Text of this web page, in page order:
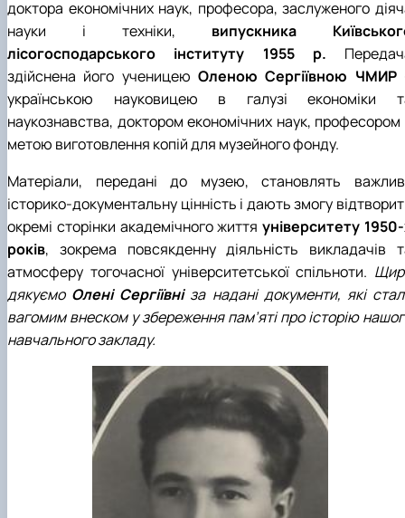
доктора економічних наук, професора, заслуженого
науки і техніки, випускника
лісогосподарського інституту 1955 р.
здійснена його ученицею Оленою Сергіївною ЧМИР
українською науковицею в галузі економіки
наукознавства, доктором економічних наук, професором
метою виготовлення копій для музейного фонду.
Матеріали, передані до музею, становлять
історико-документальну цінність і дають змогу
окремі сторінки академічного життяуніверситету
років, зокрема повсякденну діяльність викладачів
атмосферу тогочасної університетської спільноти.
дякуємо Олені Сергіївніза надані документи, які
вагомим внеском у збереження пам’яті про історію
навчального закладу.